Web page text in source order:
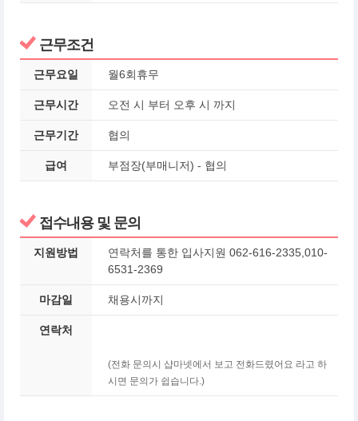
근무조건
근무요일 월6회휴무
근무시간 오전 시 부터 오후 시 까지
근무기간 협의
급여 부점장(부매니저) - 협의
접수내용 및 문의
지원방법
연락처를 통한 입사지원 062-616-2335,010-
6531-2369
마감일 채용시까지
연락처
(전화 문의시 샵마넷에서 보고 전화드렸어요 라고 하
시면 문의가 쉽습니다.)